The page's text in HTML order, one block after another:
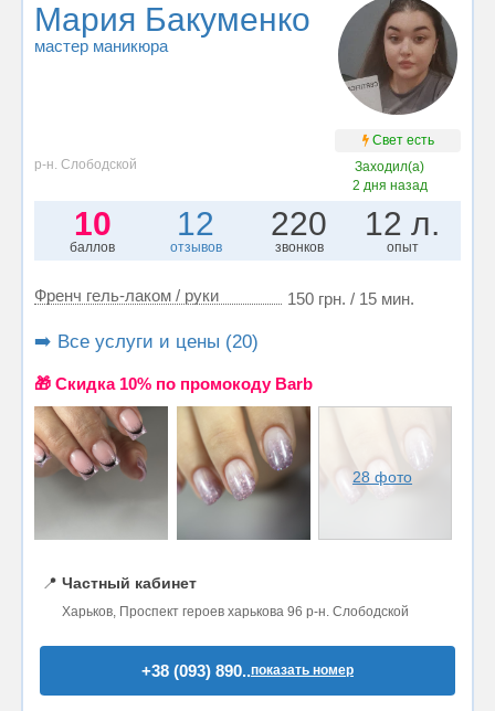
Мария Бакуменко
мастер маникюра
Свет есть
р-н. Слободской
Заходил(а)
2 дня назад
10
баллов
12
отзывов
220
звонков
12 л.
опыт
Френч гель-лаком / руки 150 грн. / 15 мин.
➡️ Все услуги и цены (20)
🎁 Cкидка 10% по промокоду Barb
28 фото
📍 Частный кабинет
Харьков, Проспект героев харькова 96 р-н. Слободской
+38 (093) 890..показать номер